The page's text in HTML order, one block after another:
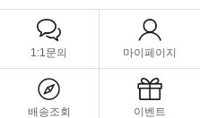
1:1문의 마이페이지
배송조회 이벤트